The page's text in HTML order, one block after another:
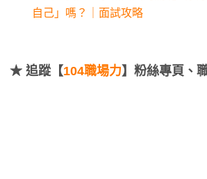
自己」嗎？｜面試攻略
★ 追蹤【104職場力】粉絲專頁、